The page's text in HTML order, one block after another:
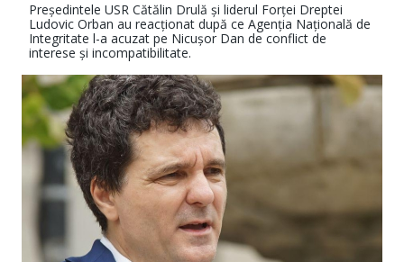
Președintele USR Cătălin Drulă și liderul Forței Dreptei
Ludovic Orban au reacționat după ce Agenția Națională de
Integritate l-a acuzat pe Nicușor Dan de conflict de
interese și incompatibilitate.